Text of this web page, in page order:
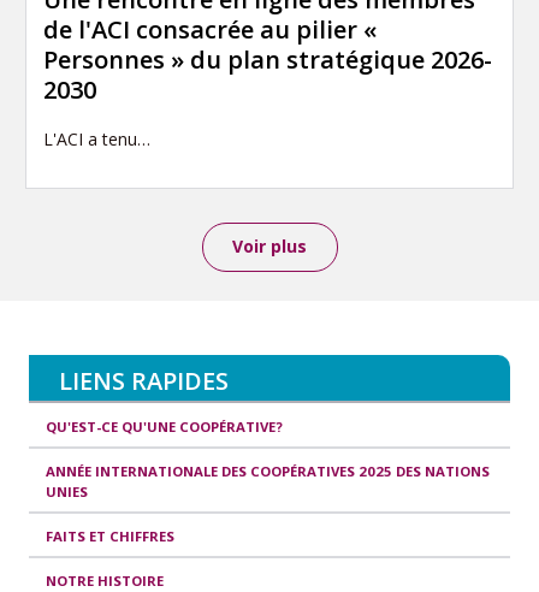
de l'ACI consacrée au pilier «
Personnes » du plan stratégique 2026-
2030
L'ACI a tenu…
Voir plus
LIENS RAPIDES
QU'EST-CE QU'UNE COOPÉRATIVE?
ANNÉE INTERNATIONALE DES COOPÉRATIVES 2025 DES NATIONS
UNIES
FAITS ET CHIFFRES
NOTRE HISTOIRE